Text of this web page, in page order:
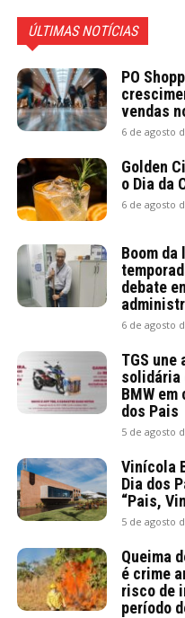
ÚLTIMAS NOTÍCIAS
PO
vendas
6 de agosto
Golden
o Dia da
6 de agosto
Boom da
debate
6 de agosto
TGS une
solidária
BMW em
dos Pais
5 de agosto
Vinícola
Dia dos
“Pais,
5 de agosto
Queima
é crime
risco de
período